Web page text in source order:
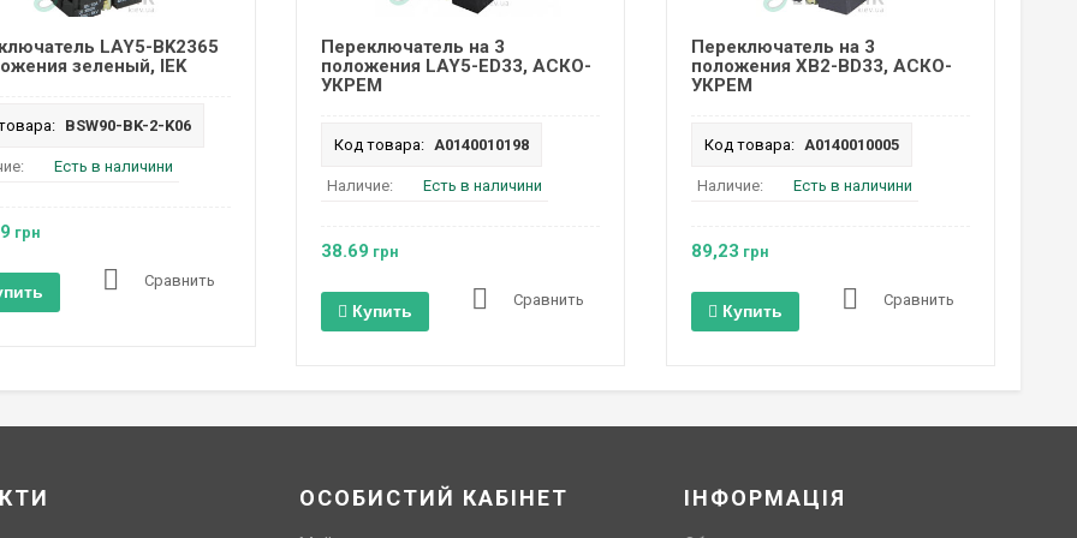
LAY5-BK2365
зеленый, IEK
BSW90-BK-2-K06
Есть в наличини
грн
Сравнить
Переключатель на 3
положения LAY5-ED33, АСКО-
УКРЕМ
Код товара: A0140010198
Наличие: Есть в наличини
38.69 грн
Купить
Сравнить
Переключатель на 3
положения XB2-BD33, АСКО-
УКРЕМ
Код товара: A0140010005
Наличие: Есть в наличини
89,23 грн
Купить
Сравнить
ОСОБИСТИЙ КАБІНЕТ ІНФОРМАЦІЯ